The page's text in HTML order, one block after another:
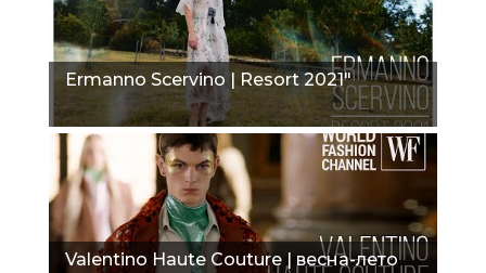
Ermanno Scervino | Resort 2021"
Valentino Haute Couture | весна-лето